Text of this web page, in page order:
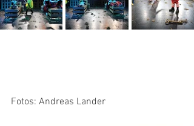
Fotos: Andreas Lander